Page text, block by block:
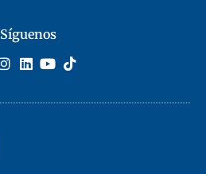
Síguenos